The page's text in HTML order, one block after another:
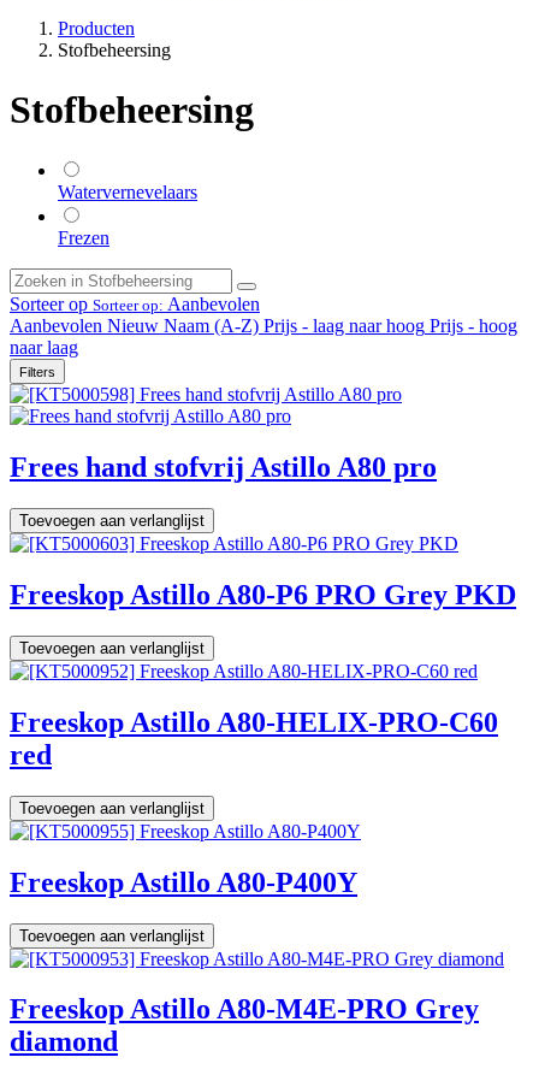
Producten
Stofbeheersing
Stofbeheersing
Watervernevelaars
Frezen
Sorteer op Sorteer op: Aanbevolen
Aanbevolen Nieuw Naam (A-Z) Prijs - laag naar hoog Prijs - hoog
naar laag
Filters
Frees hand stofvrij Astillo A80 pro
Toevoegen aan verlanglijst
Freeskop Astillo A80-P6 PRO Grey PKD
Toevoegen aan verlanglijst
Freeskop Astillo A80-HELIX-PRO-C60
red
Toevoegen aan verlanglijst
Freeskop Astillo A80-P400Y
Toevoegen aan verlanglijst
Freeskop Astillo A80-M4E-PRO Grey
diamond